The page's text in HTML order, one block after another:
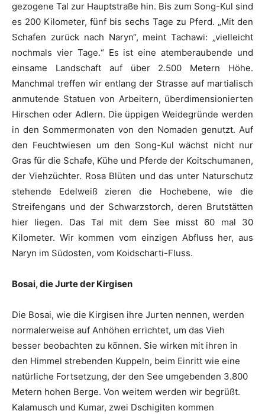
gezogene Tal zur Hauptstraße hin. Bis zum Song-Kul sind
es 200 Kilometer, fünf bis sechs Tage zu Pferd. „Mit den
Schafen zurück nach Naryn“, meint Tachawi: „vielleicht
nochmals vier Tage.“ Es ist eine atemberaubende und
einsame Landschaft auf über 2.500 Metern Höhe.
Manchmal treffen wir entlang der Strasse auf martialisch
anmutende Statuen von Arbeitern, überdimensionierten
Hirschen oder Adlern. Die üppigen Weidegründe werden
in den Sommermonaten von den Nomaden genutzt. Auf
den Feuchtwiesen um den Song-Kul wächst nicht nur
Gras für die Schafe, Kühe und Pferde der Koitschumanen,
der Viehzüchter. Rosa Blüten und das unter Naturschutz
stehende Edelweiß zieren die Hochebene, wie die
Streifengans und der Schwarzstorch, deren Brutstätten
hier liegen. Das Tal mit dem See misst 60 mal 30
Kilometer. Wir kommen vom einzigen Abfluss her, aus
Naryn im Südosten, vom Koidscharti-Fluss.
Bosai, die Jurte der Kirgisen
Die Bosai, wie die Kirgisen ihre Jurten nennen, werden
normalerweise auf Anhöhen errichtet, um das Vieh
besser beobachten zu können. Sie wirken mit ihren in
den Himmel strebenden Kuppeln, beim Einritt wie eine
natürliche Fortsetzung, der den See umgebenden 3.800
Metern hohen Berge. Von weitem werden wir begrüßt.
Kalamusch und Kumar, zwei Dschigiten kommen